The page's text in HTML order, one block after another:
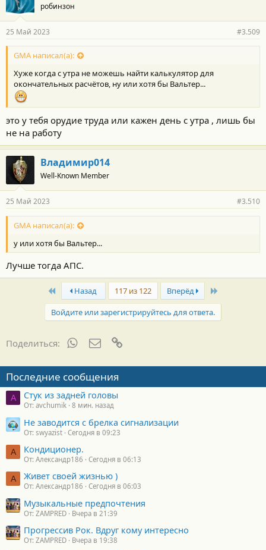
робинзон
25 Май 2023 #3.509
GMA написал(а):
Хуже когда с утра не можешь найти калькулятор для
окончательных расчётов, ну или хотя бы Вальтер...
это у тебя орудие труда или кажен день с утра , лишь бы
не на работу
Владимир014
Well-Known Member
25 Май 2023 #3.510
GMA написал(а):
у или хотя бы Вальтер...
Лучше тогда АПС.
First Назад 117 из 122 Вперёд
Войдите или зарегистрируйтесь для ответа.
Поделиться: WhatsAppЭлектронная почта
Последние сообщения
A Стук из задней головы
От: avchumik 8 мин. назад
Не заводится с брелка сигнализации
От: swyazist Сегодня в 09:23
А Кондиционер.
От: Александр186 Сегодня в 06:13
А Живет своей жизнью )
От: Александр186 Сегодня в 06:03
Музыкальные предпочтения
От: ZAMPRED Вчера в 21:39
Прогрессив Рок. Вдруг кому интересно
От: ZAMPRED Вчера в 19:38